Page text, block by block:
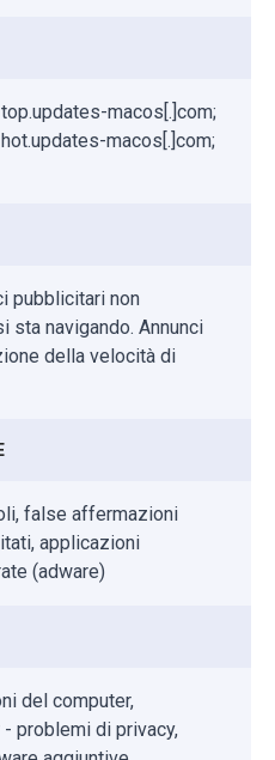
macos[.]com;
macos[.]com;
pubblicitari non
sta navigando. Annunci
della velocità di
false affermazioni
applicazioni
(adware)
del computer,
problemi di privacy,